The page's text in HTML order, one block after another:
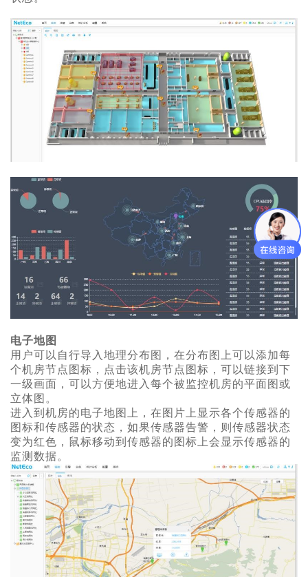
电子地图
用户可以自行导入地理分布图，在分布图上可以添加每
个机房节点图标，点击该机房节点图标，可以链接到下
一级画面，可以方便地进入每个被监控机房的平面图或
立体图。
进入到机房的电子地图上，在图片上显示各个传感器的
图标和传感器的状态，如果传感器告警，则传感器状态
变为红色，鼠标移动到传感器的图标上会显示传感器的
监测数据。